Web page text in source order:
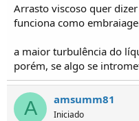
Arrasto viscoso quer
funciona como
a maior turbulência do
porém, se algo se
A amsumm81
Iniciado